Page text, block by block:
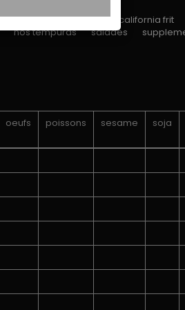
crispy california
california frit
nos tempuras salades
oeufs poissons sesame soja